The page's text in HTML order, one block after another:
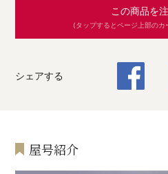
この商品を
(タップするとページ上部のカ
シェアする
屋号紹介